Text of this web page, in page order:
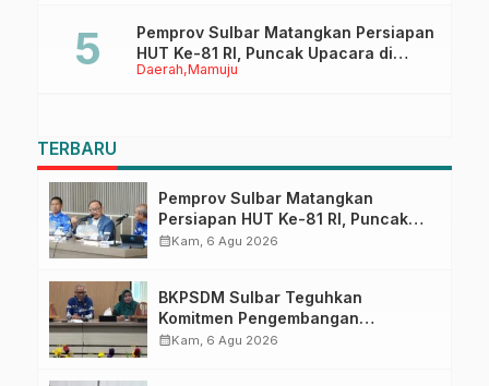
Daerah Mamuju
Pemprov Sulbar Matangkan Persiapan
HUT Ke-81 RI, Puncak Upacara di
Lapangan Ahmad Kirang
TERBARU
Pemprov Sulbar Matangkan
Persiapan HUT Ke-81 RI, Puncak
Upacara di Lapangan Ahmad
calendar_monthKam, 6 Agu 2026
BKPSDM Sulbar Teguhkan
Komitmen Pengembangan
Kompetensi ASN melalui
calendar_monthKam, 6 Agu 2026